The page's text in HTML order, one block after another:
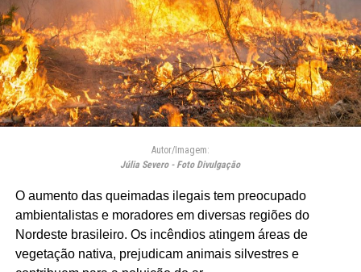
Autor/Imagem:
Júlia Severo - Foto Divulgação
O aumento das queimadas ilegais tem preocupado
ambientalistas e moradores em diversas regiões do
Nordeste brasileiro. Os incêndios atingem áreas de
vegetação nativa, prejudicam animais silvestres e